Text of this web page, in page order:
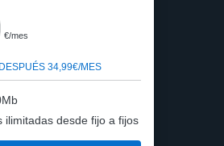
€/mes
34,99€/MES
ilimitadas desde fijo a fijos